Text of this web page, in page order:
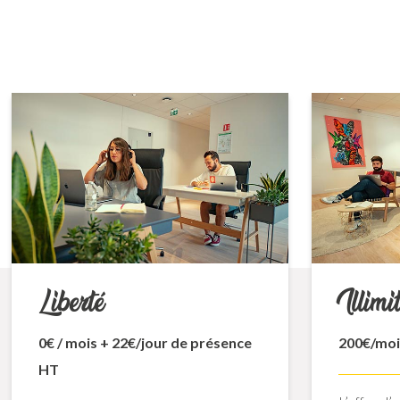
Liberté
0€ / mois + 22€/jour de présence
HT
200€/